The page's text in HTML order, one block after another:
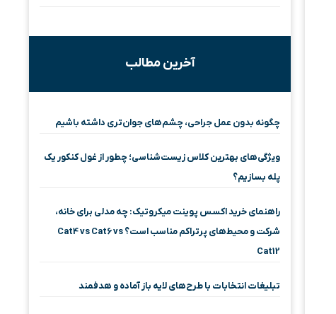
آخرین مطالب
چگونه بدون عمل جراحی، چشم‌های جوان‌تری داشته باشیم
ویژگی‌های بهترین کلاس زیست‌شناسی؛ چطور از غول کنکور یک
پله بسازیم؟
راهنمای خرید اکسس پوینت میکروتیک: چه مدلی برای خانه،
شرکت و محیط‌های پرتراکم مناسب است؟ Cat4 vs Cat6 vs
Cat12
تبلیغات انتخابات با طرح‌های لایه باز آماده و هدفمند